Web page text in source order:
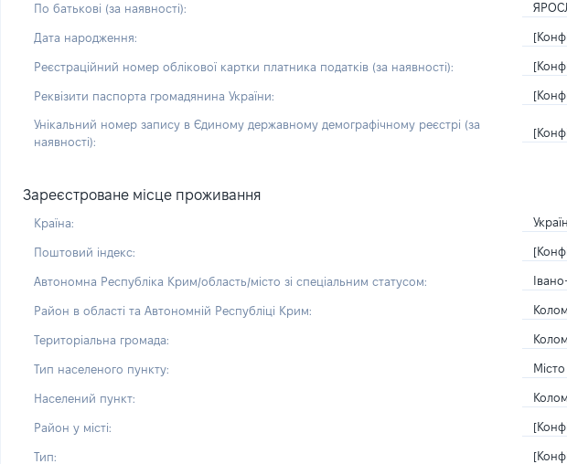
По батькові (за наявності):
Дата народження:
Реєстраційний номер облікової картки платника податків (за наявності):
Реквізити паспорта громадянина України:
Унікальний номер запису в Єдиному державному демографічному реєстрі (за
наявності):
Зареєстроване місце проживання
Країна:
Поштовий індекс:
Автономна Республіка Крим/область/місто зі спеціальним статусом:
Район в області та Автономній Республіці Крим:
Територіальна громада:
Тип населеного пункту: Місто
Населений пункт:
Район у місті:
Тип: